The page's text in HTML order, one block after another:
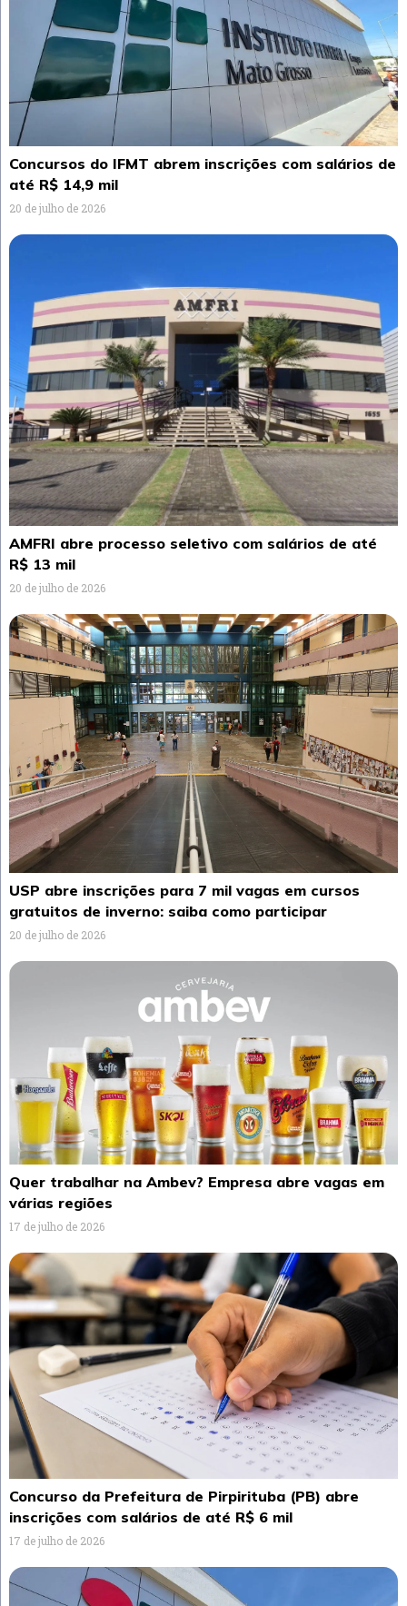
Concursos do IFMT abrem inscrições com salários de
até R$ 14,9 mil
20 de julho de 2026
AMFRI abre processo seletivo com salários de até
R$ 13 mil
20 de julho de 2026
USP abre inscrições para 7 mil vagas em cursos
gratuitos de inverno: saiba como participar
20 de julho de 2026
Quer trabalhar na Ambev? Empresa abre vagas em
várias regiões
17 de julho de 2026
Concurso da Prefeitura de Pirpirituba (PB) abre
inscrições com salários de até R$ 6 mil
17 de julho de 2026